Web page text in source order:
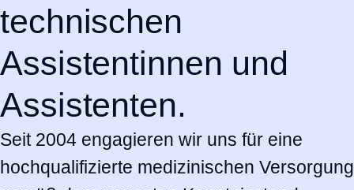
technischen
Assistentinnen und
Assistenten.
Seit 2004 engagieren wir uns für eine
hochqualifizierte medizinischen Versorgung